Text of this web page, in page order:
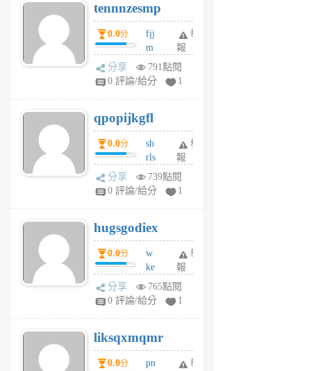
6
個
月
前
tennnzesmp
0.0分
fjj
m
w
rs
6
個
月
前
舉
報
分享
791點閱
0 評論/給分
1
qpopijkgfl
0.0分
sh
rls
k
m
6
個
月
前
舉
報
分享
739點閱
0 評論/給分
1
hugsgodiex
0.0分
w
ke
rv
pj
6
個
月
舉
報
分享
765點閱
0 評論/給分
1
liksqxmqmr
0.0分
pn
舉